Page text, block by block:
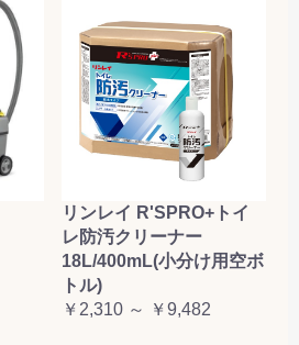
リンレイ R'SPRO+トイ
レ防汚クリーナー
18L/400mL(小分け用空ボ
トル)
￥2,310 ～ ￥9,482